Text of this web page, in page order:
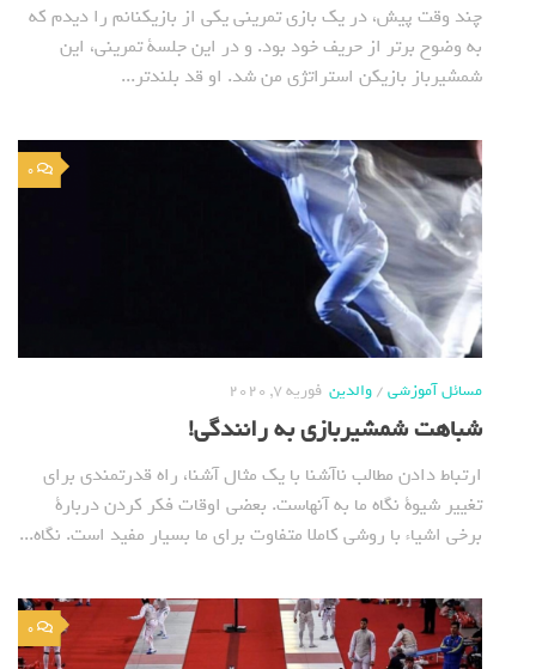
چند وقت پیش، در یک بازی تمرینی یکی از بازیکنانم را دیدم که
به وضوح برتر از حریف خود بود. و در این جلسة تمرینی، این
شمشیرباز بازیکن استراتژی من شد. او قد بلندتر...
0
مسائل آموزشی/والدین فوریه 7, 2020
شباهت شمشیربازی به رانندگی!
ارتباط دادن مطالب ناآشنا با یک مثال آشنا، راه قدرتمندی برای
تغییر شیوة نگاه ما به آنهاست. بعضی اوقات فکر کردن دربارة
برخی اشیاء با روشی کاملا متفاوت برای ما بسیار مفید است. نگاه...
0